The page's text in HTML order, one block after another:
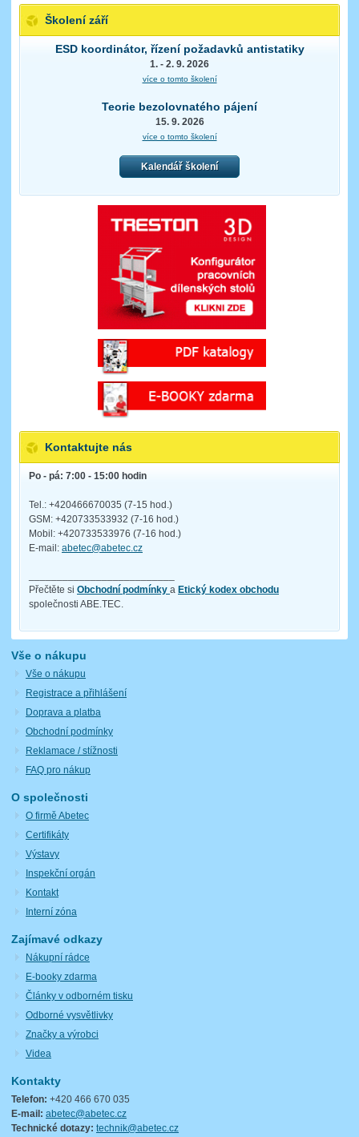
Školení září
ESD koordinátor, řízení požadavků antistatiky
1. - 2. 9. 2026
více o tomto školení
Teorie bezolovnatého pájení
15. 9. 2026
více o tomto školení
Kalendář školení
Kontaktujte nás
Po - pá: 7:00 - 15:00 hodin
Tel.: +420466670035 (7-15 hod.)
GSM: +420733533932 (7-16 hod.)
Mobil: +420733533976 (7-16 hod.)
E-mail: abetec@abetec.cz
Přečtěte si Obchodní podmínky a Etický kodex obchodu
společnosti ABE.TEC.
Vše o nákupu
Vše o nákupu
Registrace a přihlášení
Doprava a platba
Obchodní podmínky
Reklamace / stížnosti
FAQ pro nákup
O společnosti
O firmě Abetec
Certifikáty
Výstavy
Inspekční orgán
Kontakt
Interní zóna
Zajímavé odkazy
Nákupní rádce
E-booky zdarma
Články v odborném tisku
Odborné vysvětlivky
Značky a výrobci
Videa
Kontakty
Telefon: +420 466 670 035
E-mail: abetec@abetec.cz
Technické dotazy: technik@abetec.cz